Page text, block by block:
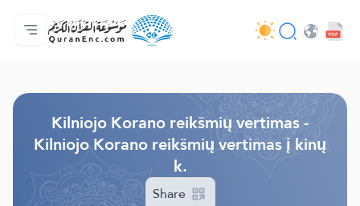
Pagrindinis
Vertimų turinys
Audio
Programuotojų paslaugos - API
Apie projektą
Susisiekite su mumis
Kalba
Kilniojo Korano reikšmių vertimas -
Kilniojo Korano reikšmių vertimas į kinų
k.
Share